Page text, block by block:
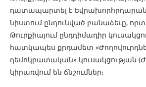
դատապարտել է
նիստում ընդունված բանաձեւը,
Թուրքիայում ընդդիմադիր
հատկապես քրդամետ
դեմոկրատական» կուսակցության
կիրառվում են ճնշումներ։